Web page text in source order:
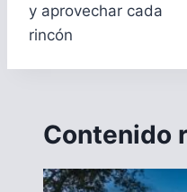
y aprovechar cada
rincón
Contenido